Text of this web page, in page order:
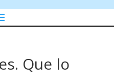
Que lo